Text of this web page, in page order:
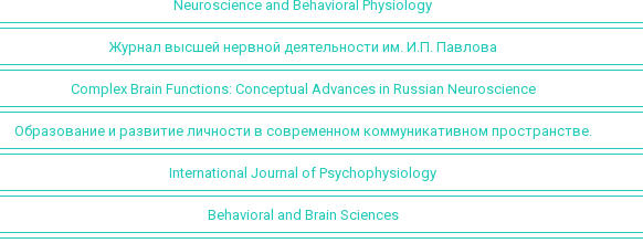
Neuroscience and Behavioral Physiology
Журнал высшей нервной деятельности им. И.П. Павлова
Complex Brain Functions: Conceptual Advances in Russian Neuroscience
Образование и развитие личности в современном коммуникативном пространстве.
International Journal of Psychophysiology
Behavioral and Brain Sciences